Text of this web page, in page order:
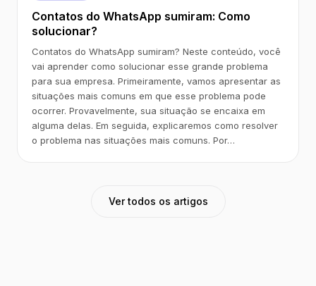
Contatos do WhatsApp sumiram: Como
solucionar?
Contatos do WhatsApp sumiram? Neste conteúdo, você
vai aprender como solucionar esse grande problema
para sua empresa. Primeiramente, vamos apresentar as
situações mais comuns em que esse problema pode
ocorrer. Provavelmente, sua situação se encaixa em
alguma delas. Em seguida, explicaremos como resolver
o problema nas situações mais comuns. Por…
Ver todos os artigos